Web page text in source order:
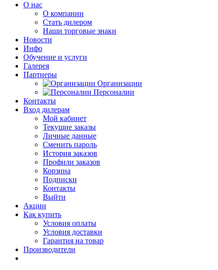
О нас
О компании
Стать дилером
Наши торговые знаки
Новости
Инфо
Обучение и услуги
Галерея
Партнеры
Организации
Персоналии
Контакты
Вход дилерам
Мой кабинет
Текущие заказы
Личные данные
Сменить пароль
История заказов
Профили заказов
Корзина
Подписки
Контакты
Выйти
Акции
Как купить
Условия оплаты
Условия доставки
Гарантия на товар
Производители